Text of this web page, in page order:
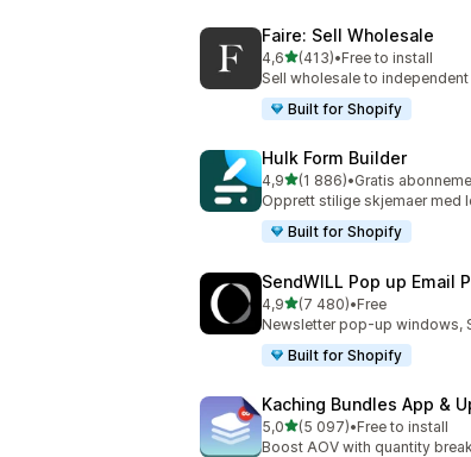
Faire: Sell Wholesale
4,6av 5 stjerner
(413)
Totalt 413 omtaler
•Free to install
Sell wholesale to
Built for Shopify
Hulk Form Builder
4,9av 5 stjerner
(1 886)
Totalt 1886 omtaler
•Gratis
Opprett stilige skjemaer med
Built for Shopify
SendWILL Pop up Email
4,9av 5 stjerner
(7 480)
Totalt 7480 omtaler
•Free
Newsletter pop-up windows,
Built for Shopify
Kaching Bundles App &
5,0av 5 stjerner
(5 097)
Totalt 5097 omtaler
•Free to install
Boost AOV with quantity